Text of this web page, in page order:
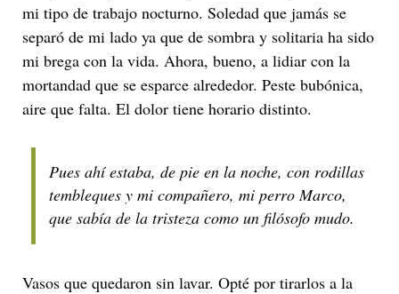
mi tipo de trabajo nocturno. Soledad que jamás se
separó de mi lado ya que de sombra y solitaria ha sido
mi brega con la vida. Ahora, bueno, a lidiar con la
mortandad que se esparce alrededor. Peste bubónica,
aire que falta. El dolor tiene horario distinto.
Pues ahí estaba, de pie en la noche, con rodillas
tembleques y mi compañero, mi perro Marco,
que sabía de la tristeza como un filósofo mudo.
Vasos que quedaron sin lavar. Opté por tirarlos a la